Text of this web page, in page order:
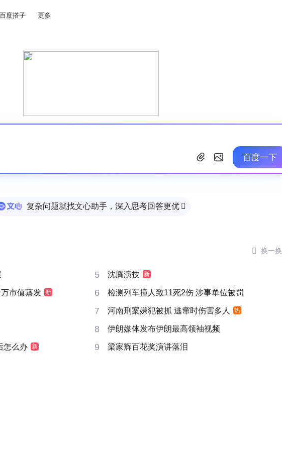
百度搭子 更多
百度一下
复杂问题就找文心助手，深入思考回答更优 
 换一换
5 沈腾演技 新
市值蒸发 新 6 检测列车撞人致11死2伤 涉事单位被罚
7 河南刑案嫌犯被抓 逃窜时伤害多人 热
8 伊朗媒体发布伊朗最高领袖视频
怎么办 新 9 梁家辉百花奖演讲落泪